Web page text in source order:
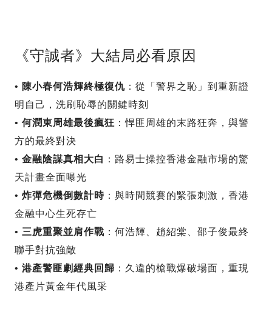
《守誠者》大結局必看原因
• 陳小春何浩輝終極復仇 ：從「警界之恥」到重新證
明自己，洗刷恥辱的關鍵時刻
• 何潤東周雄最後瘋狂 ：悍匪周雄的末路狂奔，與警
方的最終對決
• 金融陰謀真相大白 ：路易士操控香港金融市場的驚
天計畫全面曝光
• 炸彈危機倒數計時 ：與時間競賽的緊張刺激，香港
金融中心生死存亡
• 三虎重聚並肩作戰 ：何浩輝、趙紹棠、邵子俊最終
聯手對抗強敵
• 港產警匪劇經典回歸 ：久違的槍戰爆破場面，重現
港產片黃金年代風采